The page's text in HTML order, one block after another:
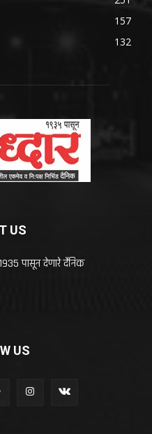
157
132
US
1935 पासून देणारे दैनिक
US